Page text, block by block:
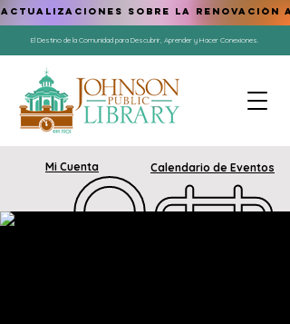
El Destino de la Comunidad para Descubrir, Aprender y Hacer Conexiones.
Mi Cuenta Calendario de Eventos
ACTUALIZACIONES SOBRE LA RENOVACIÓN